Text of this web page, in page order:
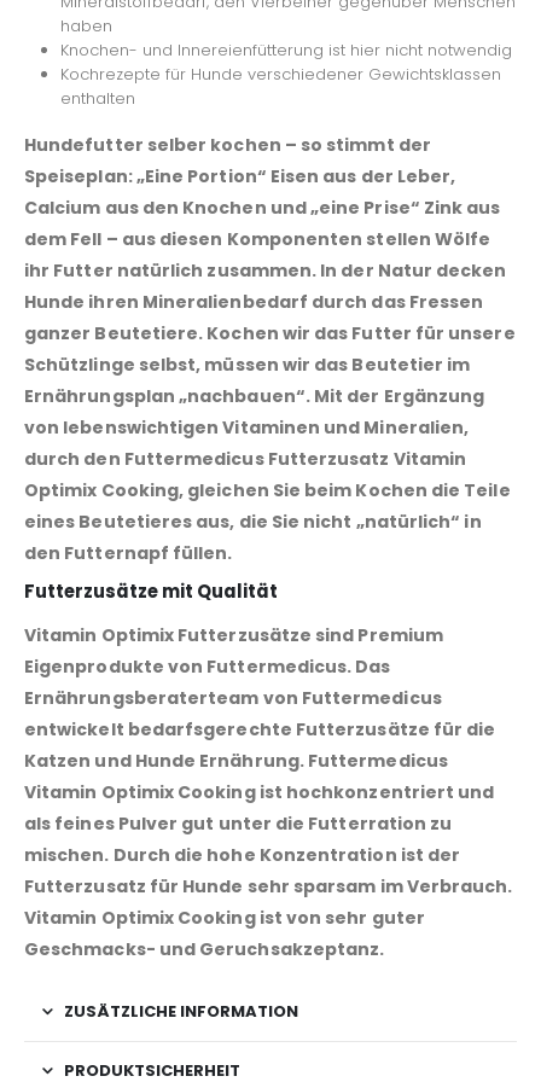
haben
Knochen- und Innereienfütterung ist hier nicht notwendig
Kochrezepte für Hunde verschiedener Gewichtsklassen
enthalten
Hundefutter selber kochen – so stimmt der
Speiseplan: „Eine Portion“ Eisen aus der Leber,
Calcium aus den Knochen und „eine Prise“ Zink aus
dem Fell – aus diesen Komponenten stellen Wölfe
ihr Futter natürlich zusammen. In der Natur decken
Hunde ihren Mineralienbedarf durch das Fressen
ganzer Beutetiere. Kochen wir das Futter für unsere
Schützlinge selbst, müssen wir das Beutetier im
Ernährungsplan „nachbauen“. Mit der Ergänzung
von lebenswichtigen Vitaminen und Mineralien,
durch den Futtermedicus Futterzusatz Vitamin
Optimix Cooking, gleichen Sie beim Kochen die Teile
eines Beutetieres aus, die Sie nicht „natürlich“ in
den Futternapf füllen.
Futterzusätze mit Qualität
Vitamin Optimix Futterzusätze sind Premium
Eigenprodukte von Futtermedicus. Das
Ernährungsberaterteam von Futtermedicus
entwickelt bedarfsgerechte Futterzusätze für die
Katzen und Hunde Ernährung. Futtermedicus
Vitamin Optimix Cooking ist hochkonzentriert und
als feines Pulver gut unter die Futterration zu
mischen. Durch die hohe Konzentration ist der
Futterzusatz für Hunde sehr sparsam im Verbrauch.
Vitamin Optimix Cooking ist von sehr guter
Geschmacks- und Geruchsakzeptanz.
ZUSÄTZLICHE INFORMATION
PRODUKTSICHERHEIT